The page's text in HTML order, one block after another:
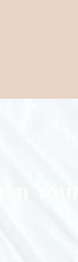
Your